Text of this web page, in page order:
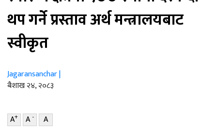
थप गर्ने प्रस्ताव अर्थ मन्त्रालयबाट
स्वीकृत
Jagaransanchar |
ब‌ैशाख २४, २०८३
A+ A- A